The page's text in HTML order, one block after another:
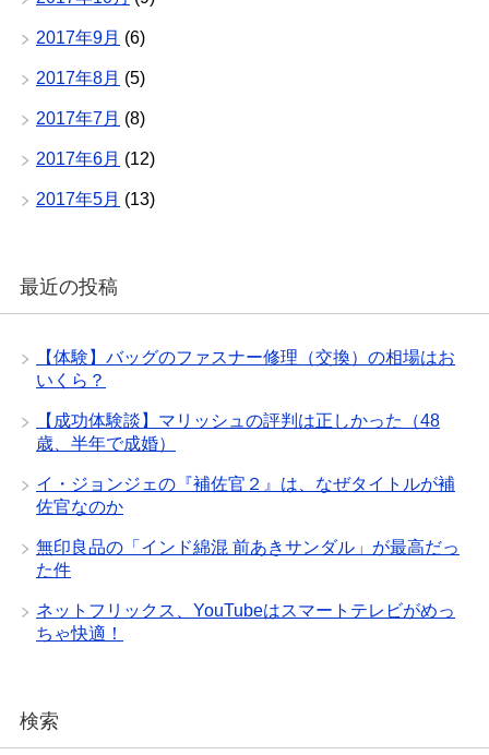
2017年9月 (6)
2017年8月 (5)
2017年7月 (8)
2017年6月 (12)
2017年5月 (13)
最近の投稿
【体験】バッグのファスナー修理（交換）の相場はお
いくら？
【成功体験談】マリッシュの評判は正しかった（48
歳、半年で成婚）
イ・ジョンジェの『補佐官２』は、なぜタイトルが補
佐官なのか
無印良品の「インド綿混 前あきサンダル」が最高だっ
た件
ネットフリックス、YouTubeはスマートテレビがめっ
ちゃ快適！
検索